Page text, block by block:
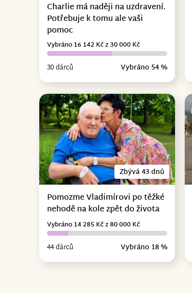
Charlie má naději na uzdravení.
Potřebuje k tomu ale vaši
pomoc
30 dárců Vybráno 54 %
Vybráno 16 142 Kč z 30 000 Kč
Zbývá 43 dnů
Pomozme Vladimírovi po těžké
nehodě na kole zpět do života
44 dárců Vybráno 18 %
Vybráno 14 285 Kč z 80 000 Kč